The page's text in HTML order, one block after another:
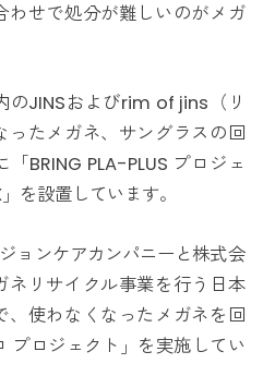
わせで処分が難しいのがメガ
のJINSおよびrim of jins（リ
ったメガネ、サングラスの回
BRING PLA-PLUS プロジェ
を設置しています。
ョンケアカンパニーと株式会
ネリサイクル事業を行う日本
、使わなくなったメガネを回
プロジェクト」を実施してい